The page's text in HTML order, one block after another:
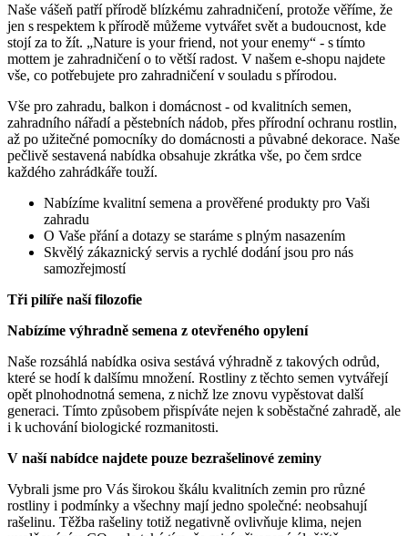
Naše vášeň patří přírodě blízkému zahradničení, protože věříme, že
jen s respektem k přírodě můžeme vytvářet svět a budoucnost, kde
stojí za to žít. „Nature is your friend, not your enemy“ - s tímto
mottem je zahradničení o to větší radost. V našem e‑shopu najdete
vše, co potřebujete pro zahradničení v souladu s přírodou.
Vše pro zahradu, balkon i domácnost - od kvalitních semen,
zahradního nářadí a pěstebních nádob, přes přírodní ochranu rostlin,
až po užitečné pomocníky do domácnosti a půvabné dekorace. Naše
pečlivě sestavená nabídka obsahuje zkrátka vše, po čem srdce
každého zahrádkáře touží.
Nabízíme kvalitní semena a prověřené produkty pro Vaši
zahradu
O Vaše přání a dotazy se staráme s plným nasazením
Skvělý zákaznický servis a rychlé dodání jsou pro nás
samozřejmostí
Tři pilíře naší filozofie
Nabízíme výhradně semena z otevřeného opylení
Naše rozsáhlá nabídka osiva sestává výhradně z takových odrůd,
které se hodí k dalšímu množení. Rostliny z těchto semen vytvářejí
opět plnohodnotná semena, z nichž lze znovu vypěstovat další
generaci. Tímto způsobem přispíváte nejen k soběstačné zahradě, ale
i k uchování biologické rozmanitosti.
V naší nabídce najdete pouze bezrašelinové zeminy
Vybrali jsme pro Vás širokou škálu kvalitních zemin pro různé
rostliny i podmínky a všechny mají jedno společné: neobsahují
rašelinu. Těžba rašeliny totiž negativně ovlivňuje klima, nejen